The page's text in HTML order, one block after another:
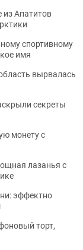
из Апатитов
спортивному
имя
вырвалась
секреты
монету с
лазанья с
эффектно
торт,